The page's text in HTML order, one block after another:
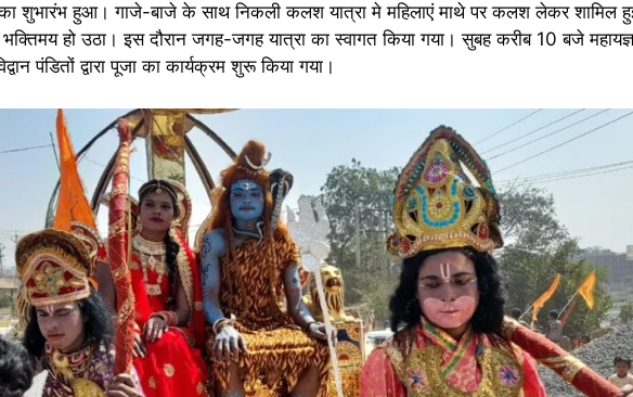
का शुभारंभ हुआ। गाजे-बाजे के साथ निकली कलश यात्रा मे महिलाएं माथे पर कलश लेकर शामिल
हो उठा। इस दौरान जगह-जगह यात्रा का स्वागत किया गया। सुबह करीब 10 बजे
पंडितों द्वारा पूजा का कार्यक्रम शुरू किया गया।